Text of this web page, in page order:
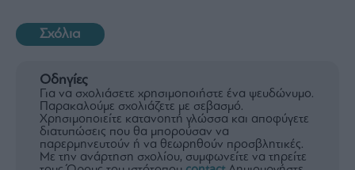
Σχόλια
Οδηγίες
Για να σχολιάσετε χρησιμοποιήστε ένα ψευδώνυμο.
Παρακαλούμε σχολιάζετε με σεβασμό.
Χρησιμοποιείτε κατανοητή γλώσσα και αποφύγετε
διατυπώσεις που θα μπορούσαν να
παρερμηνευτούν ή να θεωρηθούν προσβλητικές.
Με την ανάρτηση σχολίου, συμφωνείτε να τηρείτε